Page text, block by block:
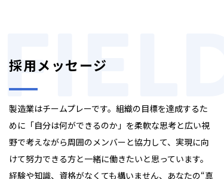
FIELD
採用メッセージ
製造業はチームプレーです。組織の目標を達成するた
めに「自分は何ができるのか」を柔軟な思考と広い視
野で考えながら周囲のメンバーと協力して、実現に向
けて努力できる方と一緒に働きたいと思っています。
経験や知識、資格がなくても構いません、あなたの“真